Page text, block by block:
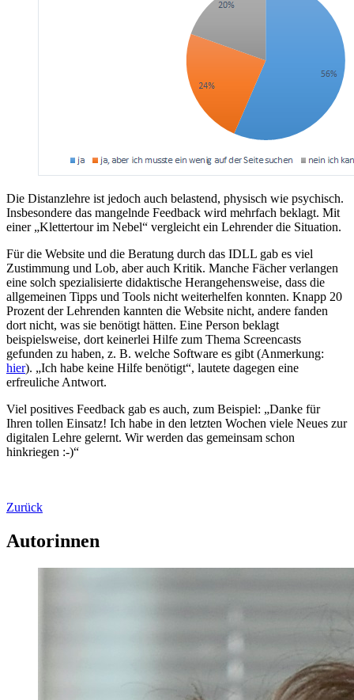
Die Distanzlehre ist jedoch auch belastend, physisch wie psychisch.
Insbesondere das mangelnde Feedback wird mehrfach beklagt. Mit
einer „Klettertour im Nebel“ vergleicht ein Lehrender die Situation.
Für die Website und die Beratung durch das IDLL gab es viel
Zustimmung und Lob, aber auch Kritik. Manche Fächer verlangen
eine solch spezialisierte didaktische Herangehensweise, dass die
allgemeinen Tipps und Tools nicht weiterhelfen konnten. Knapp 20
Prozent der Lehrenden kannten die Website nicht, andere fanden
dort nicht, was sie benötigt hätten. Eine Person beklagt
beispielsweise, dort keinerlei Hilfe zum Thema Screencasts
gefunden zu haben, z. B. welche Software es gibt (Anmerkung:
hier). „Ich habe keine Hilfe benötigt“, lautete dagegen eine
erfreuliche Antwort.
Viel positives Feedback gab es auch, zum Beispiel: „Danke für
Ihren tollen Einsatz! Ich habe in den letzten Wochen viele Neues zur
digitalen Lehre gelernt. Wir werden das gemeinsam schon
hinkriegen :-)“
Zurück
Autorinnen